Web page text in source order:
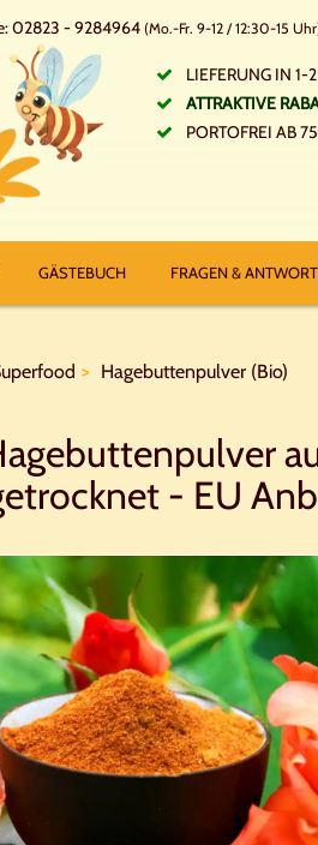
02823 - 9284964(Mo.-Fr. 9-12 / 12:30-15
LIEFERUNG IN 1-
ATTRAKTIVE
PORTOFREI AB
GÄSTEBUCH FRAGEN &
Hagebuttenpulver (Bio)
- EU